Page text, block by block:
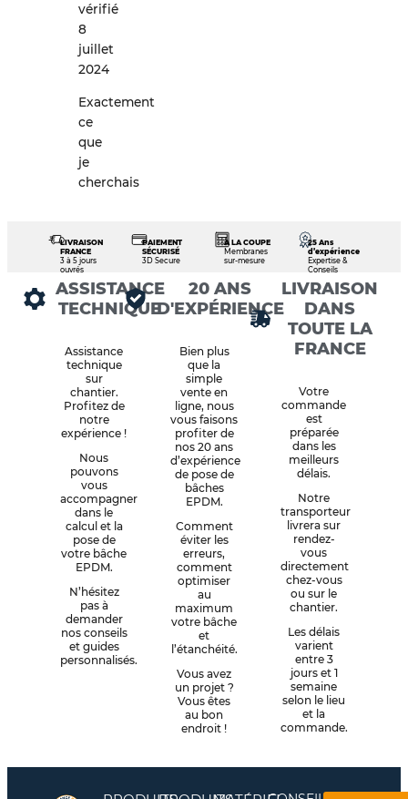
vérifié
8
juillet
2024
Exactement
ce
que
je
cherchais
LIVRAISON
FRANCE
3 à 5 jours
ouvrés
PAIEMENT
SÉCURISÉ
3D Secure
À LA COUPE
Membranes
sur-mesure
25 Ans
d’expérience
Expertise &
Conseils
ASSISTANCE
TECHNIQUE
Assistance
technique
sur
chantier.
Profitez de
notre
expérience !
Nous
pouvons
vous
accompagner
dans le
calcul et la
pose de
votre bâche
EPDM.
N’hésitez
pas à
demander
nos conseils
et guides
personnalisés.
20 ANS
D'EXPÉRIENCE
Bien plus
que la
simple
vente en
ligne, nous
vous faisons
profiter de
nos 20 ans
d’expérience
de pose de
bâches
EPDM.
Comment
éviter les
erreurs,
comment
optimiser
au
maximum
votre bâche
et
l’étanchéité.
Vous avez
un projet ?
Vous êtes
au bon
endroit !
LIVRAISON
DANS
TOUTE LA
FRANCE
Votre
commande
est
préparée
dans les
meilleurs
délais.
Notre
transporteur
livrera sur
rendez-
vous
directement
chez-vous
ou sur le
chantier.
Les délais
varient
entre 3
jours et 1
semaine
selon le lieu
et la
commande.